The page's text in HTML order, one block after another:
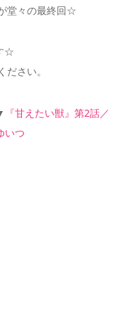
堂々の最終回☆
☆
さい。
『甘えたい獣』第2話／
いつ